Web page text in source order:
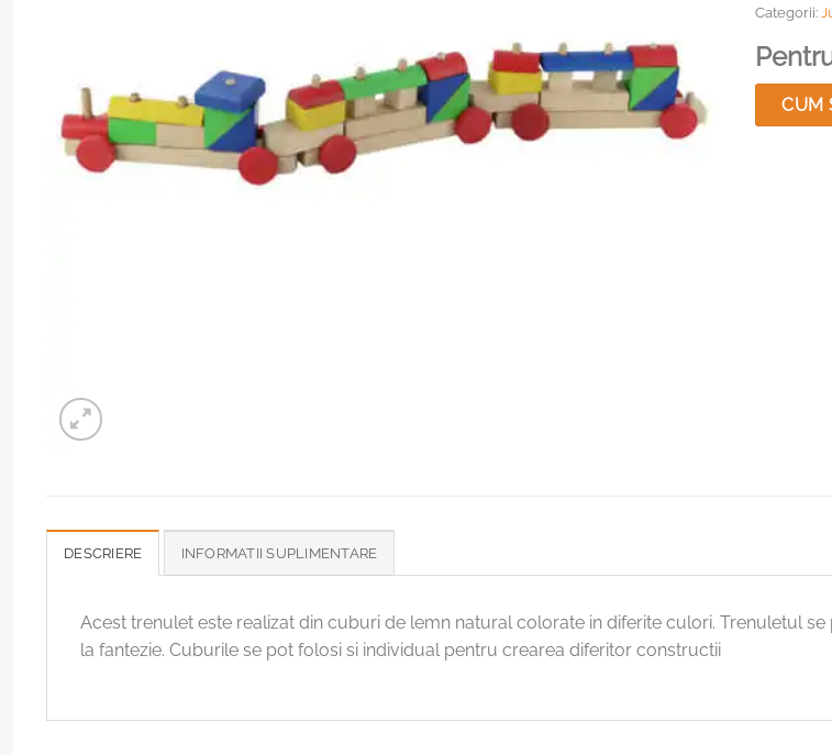
Categorii:
CUM
DESCRIERE INFORMATII SUPLIMENTARE
Acest trenulet este realizat din cuburi de lemn natural colorate in diferite culori. Trenuletul
la fantezie. Cuburile se pot folosi si individual pentru crearea diferitor constructii